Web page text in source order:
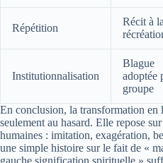
Répétition
Récit à la
Institutionnalisation
Blague
adoptée
groupe
En conclusion, la transformation en
seulement au hasard. Elle repose
humaines : imitation, exagération,
une simple histoire sur le fait de «